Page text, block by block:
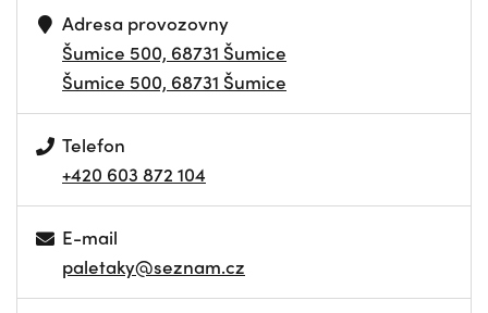
Adresa provozovny
Šumice 500, 68731 Šumice
Šumice 500, 68731 Šumice
Telefon
+420 603 872 104
E-mail
paletaky@seznam.cz